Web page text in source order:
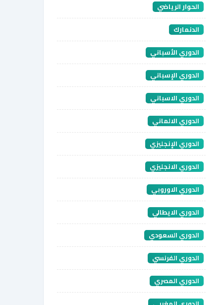
الحوار الرياضي
الدنمارك
الدوري الأسباني
الدوري الإسباني
الدوري الاسباني
الدوري الالماني
الدوري الإنجليزي
الدوري الانجليزي
الدوري الاوروبي
الدوري الايطالي
الدوري السعودي
الدوري الفرنسي
الدوري المصري